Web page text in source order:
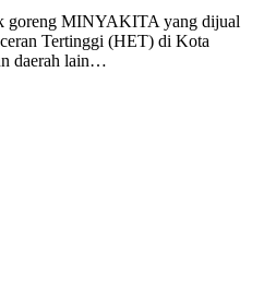
goreng MINYAKITA yang dijual
Tertinggi (HET) di Kota
daerah lain…